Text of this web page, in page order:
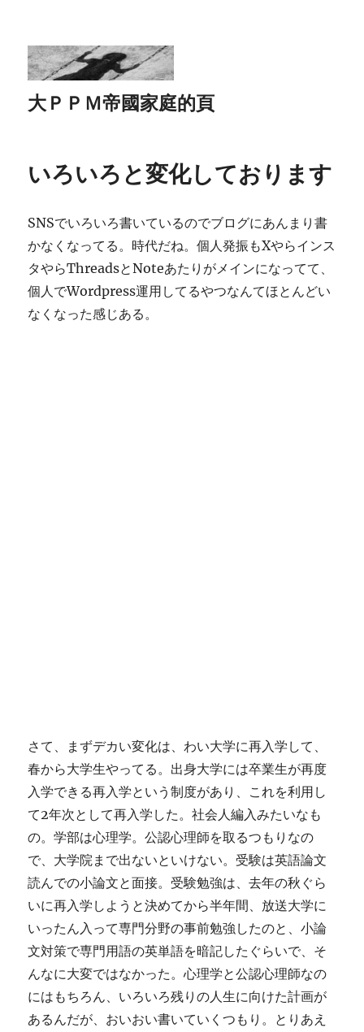
大ＰＰＭ帝國家庭的頁
いろいろと変化しております
SNSでいろいろ書いているのでブログにあんまり書
かなくなってる。時代だね。個人発振もXやらインス
タやらThreadsとNoteあたりがメインになってて、
個人でWordpress運用してるやつなんてほとんどい
なくなった感じある。
さて、まずデカい変化は、わい大学に再入学して、
春から大学生やってる。出身大学には卒業生が再度
入学できる再入学という制度があり、これを利用し
て2年次として再入学した。社会人編入みたいなも
の。学部は心理学。公認心理師を取るつもりなの
で、大学院まで出ないといけない。受験は英語論文
読んでの小論文と面接。受験勉強は、去年の秋ぐら
いに再入学しようと決めてから半年間、放送大学に
いったん入って専門分野の事前勉強したのと、小論
文対策で専門用語の英単語を暗記したぐらいで、そ
んなに大変ではなかった。心理学と公認心理師なの
にはもちろん、いろいろ残りの人生に向けた計画が
あるんだが、おいおい書いていくつもり。とりあえ